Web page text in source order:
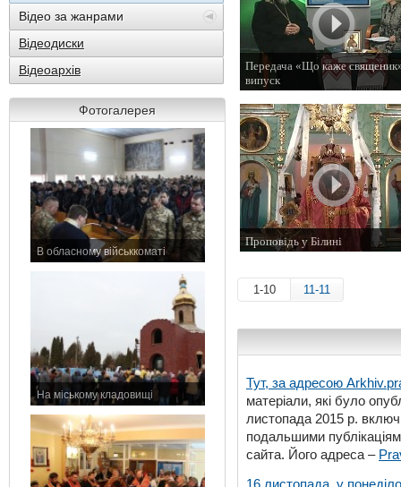
Відео за жанрами
Відеодиски
Відеоархів
Фотогалерея
В обласному військкоматі
На міському кладовищі
Передача «Що каже
випуск
Проповідь у Білині
1-10 11-11
Тут, за адресою
матеріали, які було
листопада 2015 р.
подальшими
сайта. Його адреса –
16 листопада, у